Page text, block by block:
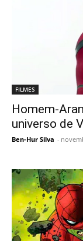
FILMES
Homem-
universo de
Ben-Hur Silva -